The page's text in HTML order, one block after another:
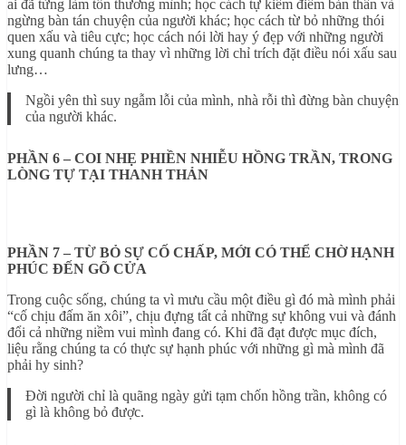
ai đã từng làm tổn thương mình; học cách tự kiểm điểm bản thân và
ngừng bàn tán chuyện của người khác; học cách từ bỏ những thói
quen xấu và tiêu cực; học cách nói lời hay ý đẹp với những người
xung quanh chúng ta thay vì những lời chỉ trích đặt điều nói xấu sau
lưng…
Ngồi yên thì suy ngẫm lỗi của mình, nhà rỗi thì đừng bàn chuyện
của người khác.
PHẦN 6 – COI NHẸ PHIỀN NHIỄU HỒNG TRẦN, TRONG
LÒNG TỰ TẠI THANH THẢN
PHẦN 7 – TỪ BỎ SỰ CỐ CHẤP, MỚI CÓ THỂ CHỜ HẠNH
PHÚC ĐẾN GÕ CỬA
Trong cuộc sống, chúng ta vì mưu cầu một điều gì đó mà mình phải
“cố chịu đấm ăn xôi”, chịu đựng tất cả những sự không vui và đánh
đổi cả những niềm vui mình đang có. Khi đã đạt được mục đích,
liệu rằng chúng ta có thực sự hạnh phúc với những gì mà mình đã
phải hy sinh?
Đời người chỉ là quãng ngày gửi tạm chốn hồng trần, không có
gì là không bỏ được.